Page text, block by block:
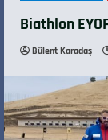
Biathlon
Bülent Karadaş